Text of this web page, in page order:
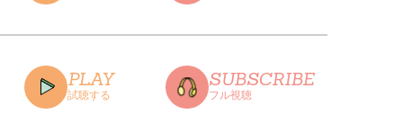
CLOSE
PLAY
試聴する
SUBSCRIBE
フル視聴